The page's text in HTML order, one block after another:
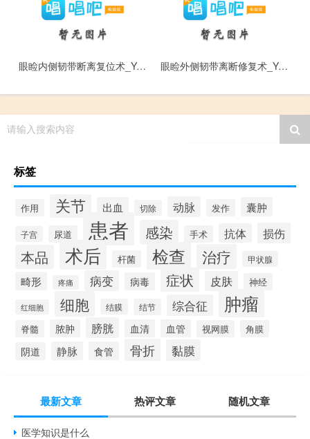
眼睑内侧韧带断离复位术_Yan Jian Nei Ce Ren Dai Duan Li Fu Wei Shu 眼睑外侧韧带离断修复术_Yan Jian Wai Ce Ren Dai Li Duan Xiu Fu Shu
请输入搜索内容
标签
作用 关节 出血 切除 动脉 发作 囊肿
子宫 尿道 患者 感染 手术 抗体 损伤
本品 术后 杆菌 检查 治疗 甲状腺
畸形 疼痛 病变 病毒 症状 皮肤 神经
红细胞 细胞 结膜 结节 综合征 肿瘤
脊髓 脓肿 膀胱 血清 血管 视网膜 角膜
阴道 静脉 食管 骨折 黏膜
最新文章 热评文章 随机文章
医学知识是什么